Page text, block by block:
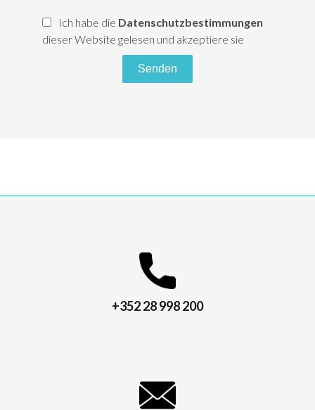
Ich habe die Datenschutzbestimmungen
dieser Website gelesen und akzeptiere sie
Senden
+352 28 998 200